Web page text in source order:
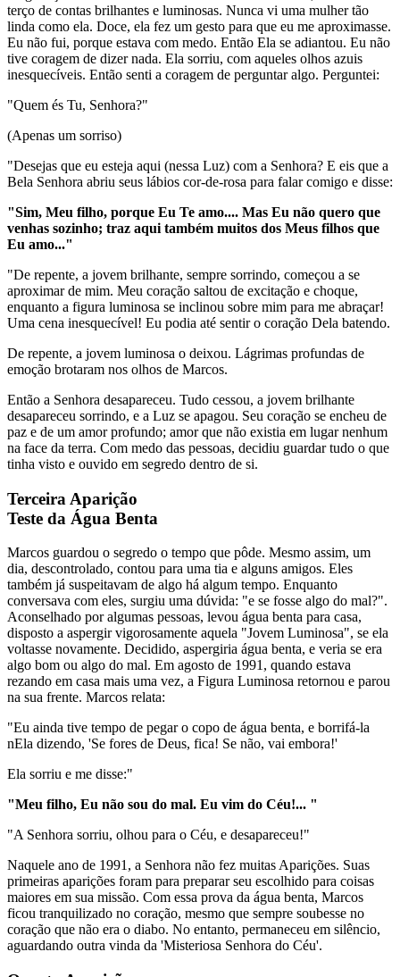
terço de contas brilhantes e luminosas. Nunca vi uma mulher tão
linda como ela. Doce, ela fez um gesto para que eu me aproximasse.
Eu não fui, porque estava com medo. Então Ela se adiantou. Eu não
tive coragem de dizer nada. Ela sorriu, com aqueles olhos azuis
inesquecíveis. Então senti a coragem de perguntar algo. Perguntei:
"Quem és Tu, Senhora?"
(Apenas um sorriso)
"Desejas que eu esteja aqui (nessa Luz) com a Senhora? E eis que a
Bela Senhora abriu seus lábios cor-de-rosa para falar comigo e disse:
"Sim, Meu filho, porque Eu Te amo.... Mas Eu não quero que
venhas sozinho; traz aqui também muitos dos Meus filhos que
Eu amo..."
"De repente, a jovem brilhante, sempre sorrindo, começou a se
aproximar de mim. Meu coração saltou de excitação e choque,
enquanto a figura luminosa se inclinou sobre mim para me abraçar!
Uma cena inesquecível! Eu podia até sentir o coração Dela batendo.
De repente, a jovem luminosa o deixou. Lágrimas profundas de
emoção brotaram nos olhos de Marcos.
Então a Senhora desapareceu. Tudo cessou, a jovem brilhante
desapareceu sorrindo, e a Luz se apagou. Seu coração se encheu de
paz e de um amor profundo; amor que não existia em lugar nenhum
na face da terra. Com medo das pessoas, decidiu guardar tudo o que
tinha visto e ouvido em segredo dentro de si.
Terceira Aparição
Teste da Água Benta
Marcos guardou o segredo o tempo que pôde. Mesmo assim, um
dia, descontrolado, contou para uma tia e alguns amigos. Eles
também já suspeitavam de algo há algum tempo. Enquanto
conversava com eles, surgiu uma dúvida: "e se fosse algo do mal?".
Aconselhado por algumas pessoas, levou água benta para casa,
disposto a aspergir vigorosamente aquela "Jovem Luminosa", se ela
voltasse novamente. Decidido, aspergiria água benta, e veria se era
algo bom ou algo do mal. Em agosto de 1991, quando estava
rezando em casa mais uma vez, a Figura Luminosa retornou e parou
na sua frente. Marcos relata:
"Eu ainda tive tempo de pegar o copo de água benta, e borrifá-la
nEla dizendo, 'Se fores de Deus, fica! Se não, vai embora!'
Ela sorriu e me disse:"
"Meu filho, Eu não sou do mal. Eu vim do Céu!... "
"A Senhora sorriu, olhou para o Céu, e desapareceu!"
Naquele ano de 1991, a Senhora não fez muitas Aparições. Suas
primeiras aparições foram para preparar seu escolhido para coisas
maiores em sua missão. Com essa prova da água benta, Marcos
ficou tranquilizado no coração, mesmo que sempre soubesse no
coração que não era o diabo. No entanto, permaneceu em silêncio,
aguardando outra vinda da 'Misteriosa Senhora do Céu'.